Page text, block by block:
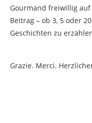
Gourmand freiwillig auf
Beitrag – ob 3, 5 oder
Geschichten zu
Grazie. Merci.